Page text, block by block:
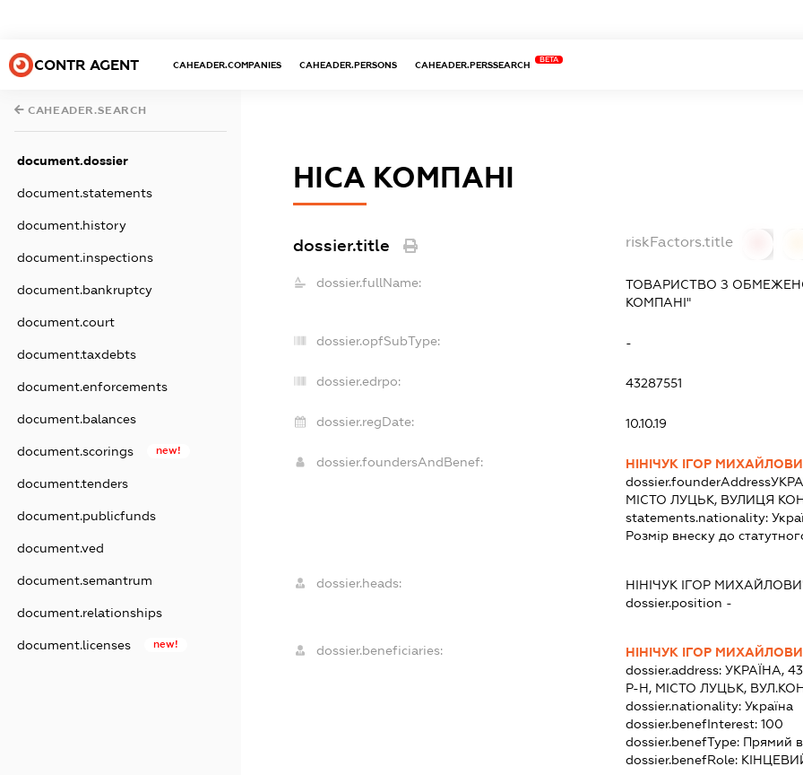
CONTR AGENT CAHEADER.COMPANIES CAHEADER.PERSONS CAHEADER.PERSSEARCH
BETA
CAHEADER.SEARCH
document.dossier
document.statements
document.history
document.inspections
document.bankruptcy
document.court
document.taxdebts
document.enforcements
document.balances
document.scorings new!
document.tenders
document.publicfunds
document.ved
document.semantrum
document.relationships
document.licenses new!
НІСА КОМПАНІ
dossier.title riskFactors.title
dossier.fullName:
ТОВАРИСТВО З
КОМПАНІ"
dossier.opfSubType: -
dossier.edrpo: 43287551
dossier.regDate: 10.10.19
dossier.foundersAndBenef:
НІНІЧУК ІГОР
dossier.founderAddress
МІСТО ЛУЦЬК, ВУЛИЦЯ
statements.nationality:
Розмір внеску до
dossier.heads: НІНІЧУК ІГОР
dossier.position -
dossier.beneficiaries:
НІНІЧУК ІГОР
dossier.address: УКРАЇНА,
Р-Н, МІСТО ЛУЦЬК,
dossier.nationality: Україна
dossier.benefInterest: 100
dossier.benefType: Прямий
dossier.benefRole: